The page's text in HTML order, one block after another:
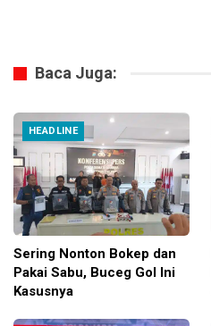
Baca Juga:
HEADLINE
Sering Nonton Bokep dan
Pakai Sabu, Buceg Gol Ini
Kasusnya